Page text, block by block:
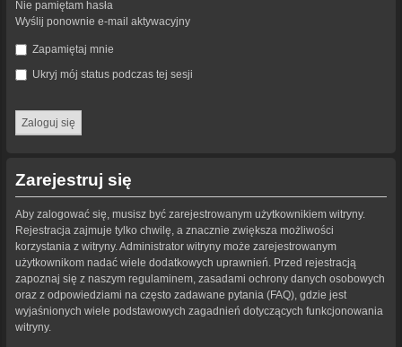
Nie pamiętam hasła
Wyślij ponownie e-mail aktywacyjny
Zapamiętaj mnie
Ukryj mój status podczas tej sesji
Zarejestruj się
Aby zalogować się, musisz być zarejestrowanym użytkownikiem witryny.
Rejestracja zajmuje tylko chwilę, a znacznie zwiększa możliwości
korzystania z witryny. Administrator witryny może zarejestrowanym
użytkownikom nadać wiele dodatkowych uprawnień. Przed rejestracją
zapoznaj się z naszym regulaminem, zasadami ochrony danych osobowych
oraz z odpowiedziami na często zadawane pytania (FAQ), gdzie jest
wyjaśnionych wiele podstawowych zagadnień dotyczących funkcjonowania
witryny.